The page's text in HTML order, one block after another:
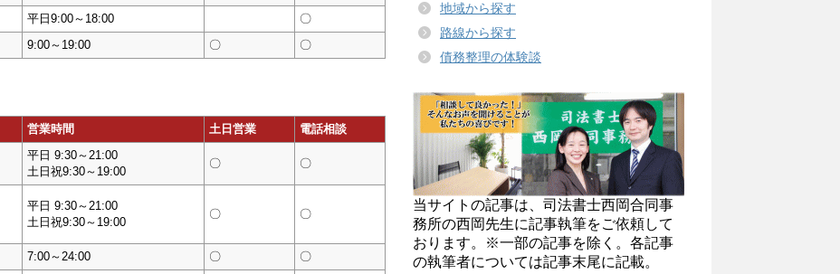
平日9:00～18:00
〇
9:00～19:00 〇 〇
営業時間 土日営業 電話相談
平日 9:30～21:00
土日祝9:30～19:00
〇 〇
平日 9:30～21:00
土日祝9:30～19:00
〇 〇
7:00～24:00 〇
〇
地域から探す
路線から探す
債務整理の体験談
当サイトの記事は、司法書士西岡合同事
務所の西岡先生に記事執筆をご依頼して
おります。※一部の記事を除く。各記事
の執筆者については記事末尾に記載。